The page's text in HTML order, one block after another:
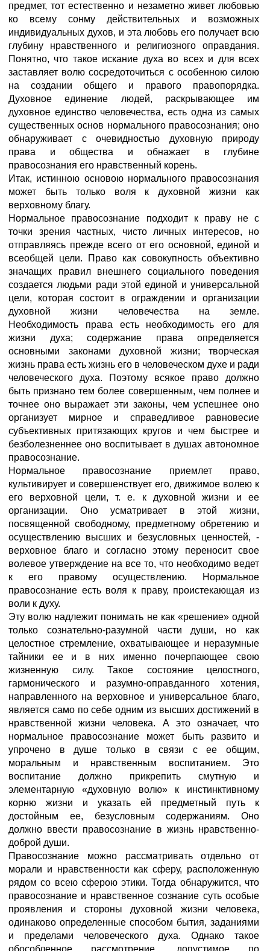
предмет, тот естественно и незаметно живет любовью
ко всему сонму действительных и возможных
индивидуальных духов, и эта любовь его получает всю
глубину нравственного и религиозного оправдания.
Понятно, что такое искание духа во всех и для всех
заставляет волю сосредоточиться с особенною силою
на создании общего и правого правопорядка.
Духовное единение людей, раскрывающее им
духовное единство человечества, есть одна из самых
существенных основ нормального правосознания; оно
обнаруживает с очевидностью духовную природу
права и общества и обнажает в глубине
правосознания его нравственный корень.
Итак, истинною основою нормального правосознания
может быть только воля к духовной жизни как
верховному благу.
Нормальное правосознание подходит к праву не с
точки зрения частных, чисто личных интересов, но
отправляясь прежде всего от его основной, единой и
всеобщей цели. Право как совокупность объективно
значащих правил внешнего социального поведения
создается людьми ради этой единой и универсальной
цели, которая состоит в ограждении и организации
духовной жизни человечества на земле.
Необходимость права есть необходимость его для
жизни духа; содержание права определяется
основными законами духовной жизни; творческая
жизнь права есть жизнь его в человеческом духе и ради
человеческого духа. Поэтому всякое право должно
быть признано тем более совершенным, чем полнее и
точнее оно выражает эти законы, чем успешнее оно
организует мирное и справедливое равновесие
субъективных притязающих кругов и чем быстрее и
безболезненнее оно воспитывает в душах автономное
правосознание.
Нормальное правосознание приемлет право,
культивирует и совершенствует его, движимое волею к
его верховной цели, т. е. к духовной жизни и ее
организации. Оно усматривает в этой жизни,
посвященной свободному, предметному обретению и
осуществлению высших и безусловных ценностей, -
верховное благо и согласно этому переносит свое
волевое утверждение на все то, что необходимо ведет
к его правому осуществлению. Нормальное
правосознание есть воля к праву, проистекающая из
воли к духу.
Эту волю надлежит понимать не как «решение» одной
только сознательно-разумной части души, но как
целостное стремление, охватывающее и неразумные
тайники ее и в них именно почерпающее свою
жизненную силу. Такое состояние целостного,
гармонического и разумно-оправданного хотения,
направленного на верховное и универсальное благо,
является само по себе одним из высших достижений в
нравственной жизни человека. А это означает, что
нормальное правосознание может быть развито и
упрочено в душе только в связи с ее общим,
моральным и нравственным воспитанием. Это
воспитание должно прикрепить смутную и
элементарную «духовную волю» к инстинктивному
корню жизни и указать ей предметный путь к
достойным ее, безусловным содержаниям. Оно
должно ввести правосознание в жизнь нравственно-
доброй души.
Правосознание можно рассматривать отдельно от
морали и нравственности как сферу, расположенную
рядом со всею сферою этики. Тогда обнаружится, что
правосознание и нравственное сознание суть особые
проявления и стороны духовной жизни человека,
одинаково определенные способом бытия, заданиями
и пределами человеческого духа. Однако такое
обособленное рассмотрение, допустимое по